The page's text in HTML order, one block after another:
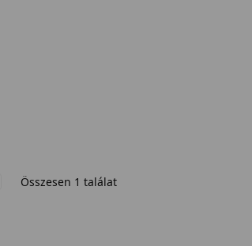
Összesen 1 találat